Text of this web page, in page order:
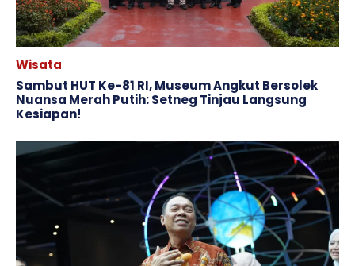
Wisata
Sambut HUT Ke-81 RI, Museum Angkut Bersolek
Nuansa Merah Putih: Setneg Tinjau Langsung
Kesiapan!